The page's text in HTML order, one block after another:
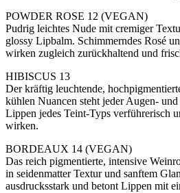
POWDER ROSE 12 (VEGAN)
Pudrig leichtes Nude mit cremiger
glossy Lipbalm. Schimmerndes Rosé
wirken zugleich zurückhaltend und
HIBISCUS 13
Der kräftig leuchtende,
kühlen Nuancen steht jeder Augen-
Lippen jedes Teint-Typs verführerisch
wirken.
BORDEAUX 14 (VEGAN)
Das reich pigmentierte, intensive
in seidenmatter Textur und sanftem
ausdrucksstark und betont Lippen mit